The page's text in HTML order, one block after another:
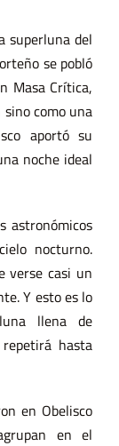
superluna del
se pobló
Masa Crítica,
como una
aportó su
noche ideal
astronómicos
nocturno.
verse casi un
Y esto es lo
llena de
hasta
en Obelisco
en el